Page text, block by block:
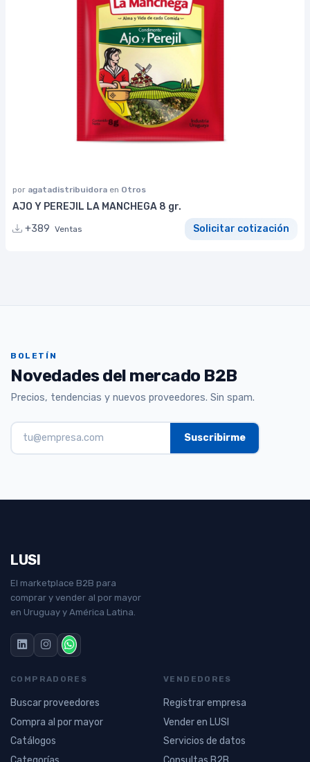
por agatadistribuidora en Otros
AJO Y PEREJIL LA MANCHEGA 8 gr.
+389 Ventas Solicitar cotización
BOLETÍN
Novedades del mercado B2B
Precios, tendencias y nuevos proveedores. Sin spam.
LUSI
El marketplace B2B para
comprar y vender al por mayor
en Uruguay y América Latina.
COMPRADORES
Buscar proveedores
Compra al por mayor
Catálogos
VENDEDORES
Registrar empresa
Vender en LUSI
Servicios de datos